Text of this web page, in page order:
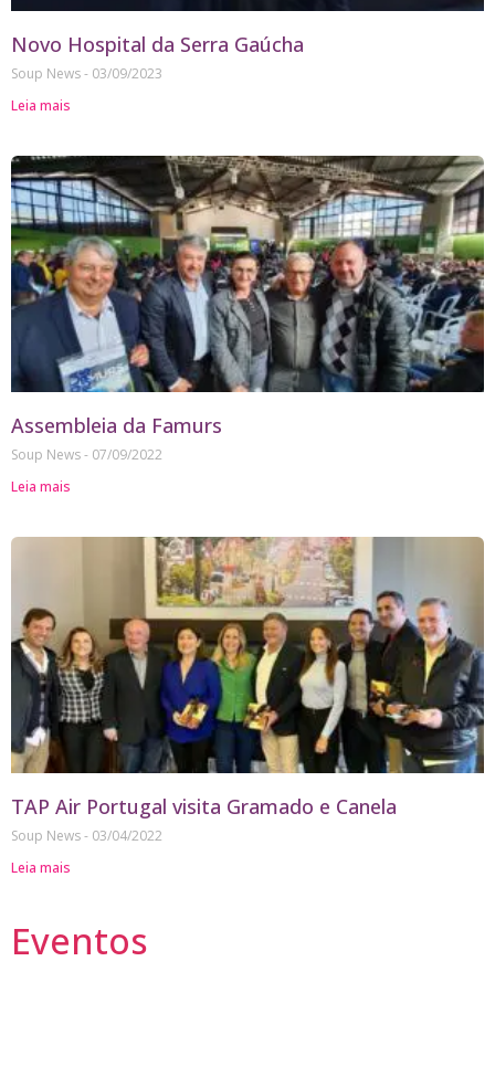
Novo Hospital da Serra Gaúcha
Soup News
03/09/2023
Leia mais
Assembleia da Famurs
Soup News
07/09/2022
Leia mais
TAP Air Portugal visita Gramado e Canela
Soup News
03/04/2022
Leia mais
Eventos